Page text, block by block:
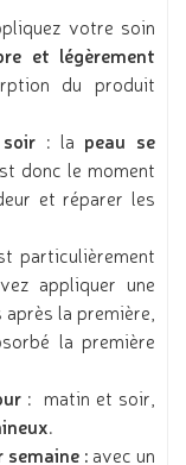
votre soin
et légèrement
du produit
: la peau se
donc le moment
et réparer les
particulièrement
appliquer une
la première,
la première
: matin et soir,
.
semaine : avec un